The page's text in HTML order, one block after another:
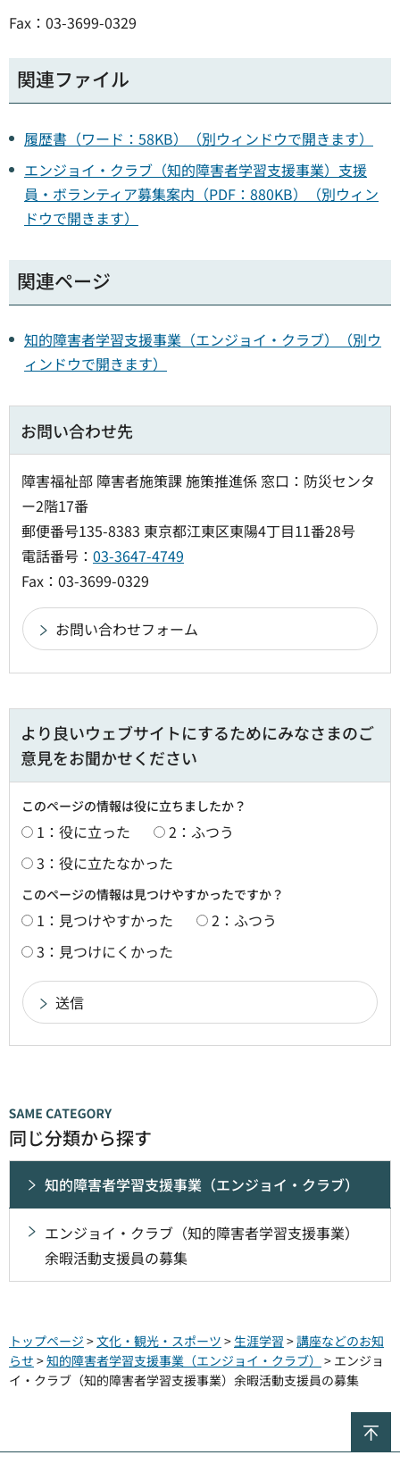
Fax：03-3699-0329
関連ファイル
履歴書（ワード：58KB）（別ウィンドウで開きます）
エンジョイ・クラブ（知的障害者学習支援事業）支援
員・ボランティア募集案内（PDF：880KB）（別ウィン
ドウで開きます）
関連ページ
知的障害者学習支援事業（エンジョイ・クラブ）（別ウ
ィンドウで開きます）
お問い合わせ先
障害福祉部 障害者施策課 施策推進係 窓口：防災センタ
ー2階17番
郵便番号135-8383 東京都江東区東陽4丁目11番28号
電話番号： 03-3647-4749
Fax：03-3699-0329
より良いウェブサイトにするためにみなさまのご
意見をお聞かせください
このページの情報は役に立ちましたか？
1：役に立った
2：ふつう
3：役に立たなかった
このページの情報は見つけやすかったですか？
1：見つけやすかった
2：ふつう
3：見つけにくかった
同じ分類から探す
知的障害者学習支援事業（エンジョイ・クラブ）
エンジョイ・クラブ（知的障害者学習支援事業）
余暇活動支援員の募集
トップページ >文化・観光・スポーツ > 生涯学習 >講座などのお知
らせ >知的障害者学習支援事業（エンジョイ・クラブ） > エンジョ
イ・クラブ（知的障害者学習支援事業）余暇活動支援員の募集